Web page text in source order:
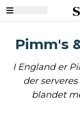
Pimm's
I England er
der
blandet